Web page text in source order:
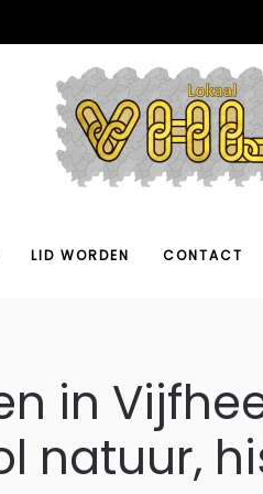
LID WORDEN CONTACT
in
natuur,